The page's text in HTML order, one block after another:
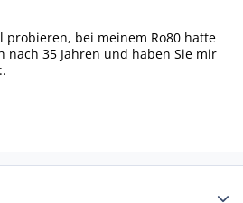
probieren, bei meinem Ro80 hatte
nach 35 Jahren und haben Sie mir